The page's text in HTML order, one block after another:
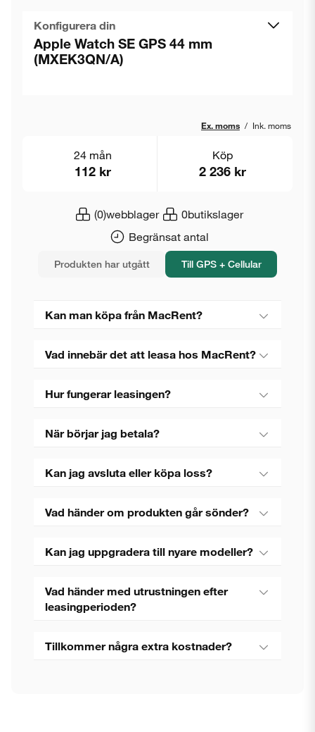
Konfigurera din
Apple Watch SE GPS 44 mm
(MXEK3QN/A)
Ex. moms / Ink. moms
(0)webblager 0butikslager
Begränsat antal
24 mån
112 kr
Köp
2 236 kr
Produkten har utgått Till GPS + Cellular
Kan man köpa från MacRent?
Vad innebär det att leasa hos MacRent?
Hur fungerar leasingen?
När börjar jag betala?
Kan jag avsluta eller köpa loss?
Vad händer om produkten går sönder?
Kan jag uppgradera till nyare modeller?
Vad händer med utrustningen efter
leasingperioden?
Tillkommer några extra kostnader?